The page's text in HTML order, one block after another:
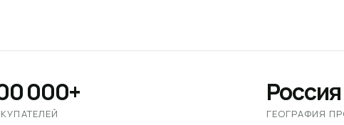
000+ Россия
ГЕОГРАФИЯ